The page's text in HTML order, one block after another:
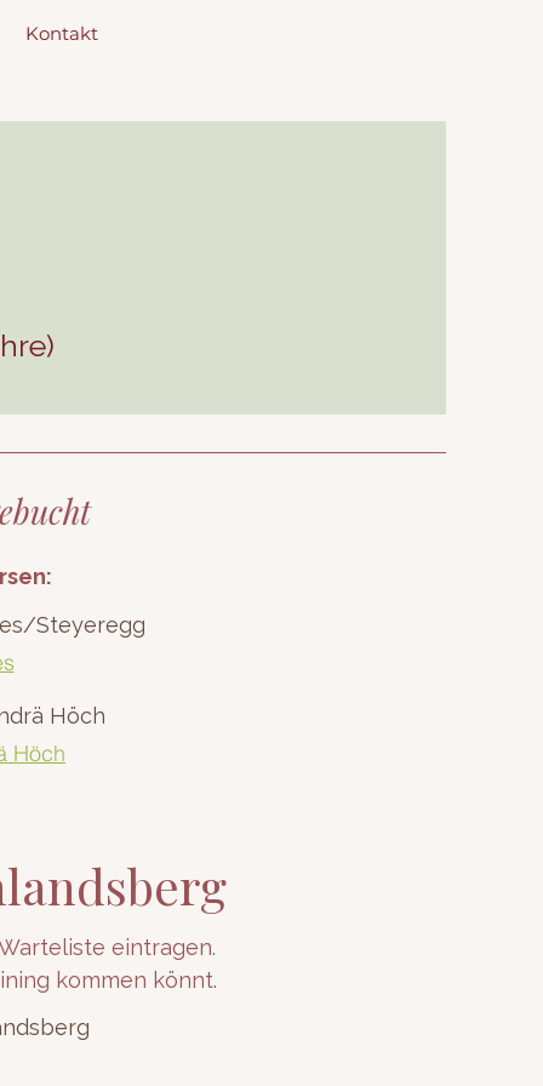
Kontakt
Steyeregg
Höch
Höch
eintragen.
kommen könnt.